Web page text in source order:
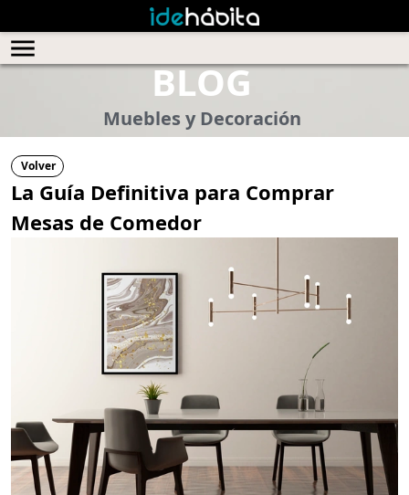
BLOG
Muebles y Decoración
Volver
La Guía Definitiva para Comprar
Mesas de Comedor